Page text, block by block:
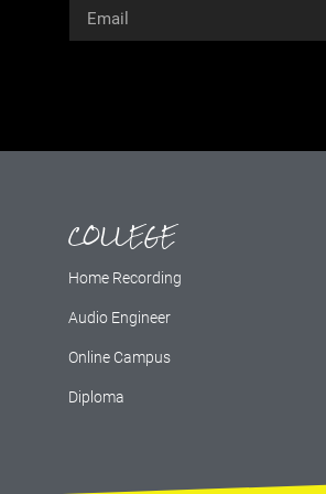
COLLEGE
Home Recording
Audio Engineer
Online Campus
Diploma